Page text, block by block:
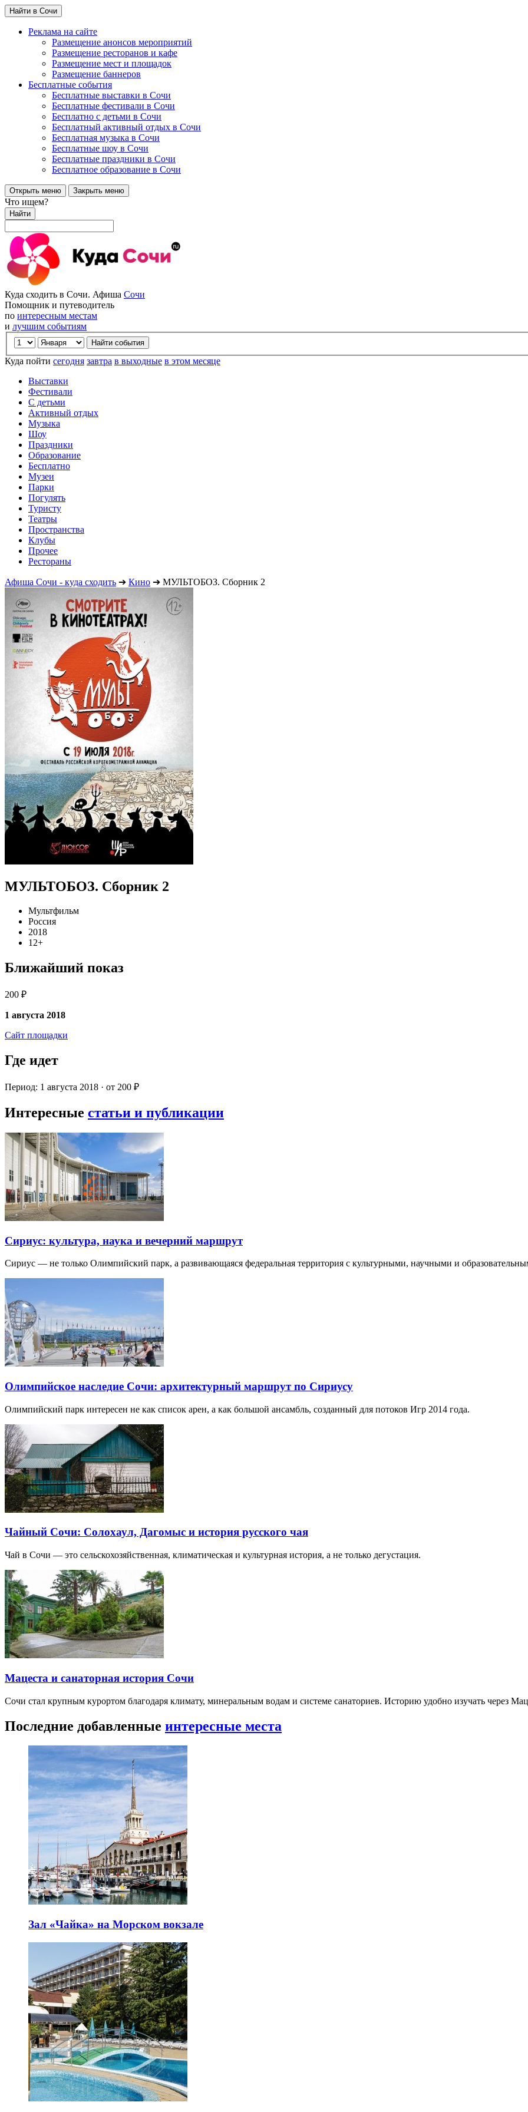
Найти в Сочи
Реклама на сайте
Размещение анонсов мероприятий
Размещение ресторанов и кафе
Размещение мест и площадок
Размещение баннеров
Бесплатные события
Бесплатные выставки в Сочи
Бесплатные фестивали в Сочи
Бесплатно с детьми в Сочи
Бесплатный активный отдых в Сочи
Бесплатная музыка в Сочи
Бесплатные шоу в Сочи
Бесплатные праздники в Сочи
Бесплатное образование в Сочи
Открыть меню Закрыть меню
Что ищем?
Найти
Куда сходить в Сочи. Афиша Сочи
Помощник и путеводитель
по интересным местам
и лучшим событиям
Куда пойти сегодня завтра в выходные в этом месяце
Выставки
Фестивали
С детьми
Активный отдых
Музыка
Шоу
Праздники
Образование
Бесплатно
Музеи
Парки
Погулять
Туристу
Театры
Пространства
Клубы
Прочее
Рестораны
Афиша Сочи - куда сходить ➔ Кино ➔ МУЛЬТОБОЗ. Сборник 2
МУЛЬТОБОЗ. Сборник 2
Мультфильм
Россия
2018
12+
Ближайший показ
200 ₽
1 августа 2018
Сайт площадки
Где идет
Период: 1 августа 2018 · от 200 ₽
Интересные статьи и публикации
Сириус: культура, наука и вечерний маршрут
Сириус — не только Олимпийский парк, а развивающаяся федеральная территория с культурными, научными и
Олимпийское наследие Сочи: архитектурный маршрут по Сириусу
Олимпийский парк интересен не как список арен, а как большой ансамбль, созданный для потоков Игр 2014 года.
Чайный Сочи: Солохаул, Дагомыс и история русского чая
Чай в Сочи — это сельскохозяйственная, климатическая и культурная история, а не только дегустация.
Мацеста и санаторная история Сочи
Сочи стал крупным курортом благодаря климату, минеральным водам и системе санаториев. Историю удобно изучать через
Последние добавленные интересные места
Зал «Чайка» на Морском вокзале